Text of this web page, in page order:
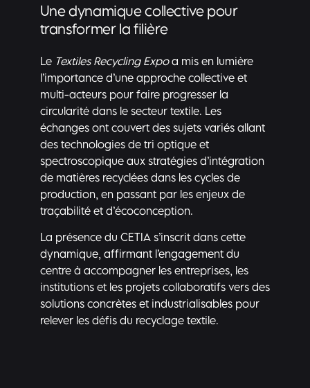
Une dynamique collective pour
transformer la filière
Le Textiles Recycling Expoa mis en lumière
l’importance d’une approche collective et
multi-acteurs pour faire progresser la
circularité dans le secteur textile. Les
échanges ont couvert des sujets variés allant
des technologies de tri optique et
spectroscopique aux stratégies d’intégration
de matières recyclées dans les cycles de
production, en passant par les enjeux de
traçabilité et d’écoconception.
La présence du CETIA s’inscrit dans cette
dynamique, affirmant l’engagement du
centre à accompagner les entreprises, les
institutions et les projets collaboratifs vers des
solutions concrètes et industrialisables pour
relever les défis du recyclage textile.